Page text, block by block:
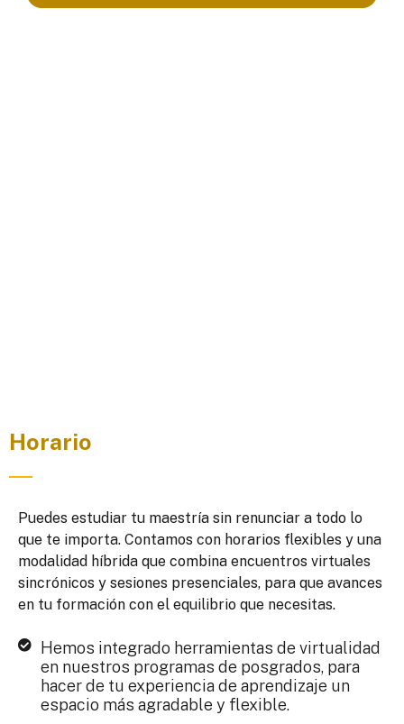
Horario
Puedes estudiar tu maestría sin renunciar a todo lo
que te importa. Contamos con horarios flexibles y una
modalidad híbrida que combina encuentros virtuales
sincrónicos y sesiones presenciales, para que avances
en tu formación con el equilibrio que necesitas.
Hemos integrado herramientas de virtualidad
en nuestros programas de posgrados, para
hacer de tu experiencia de aprendizaje un
espacio más agradable y flexible.